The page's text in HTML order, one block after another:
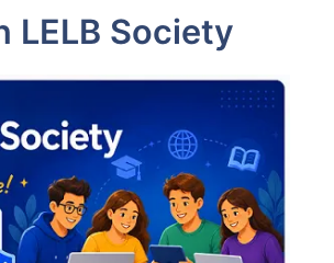
LELB Society